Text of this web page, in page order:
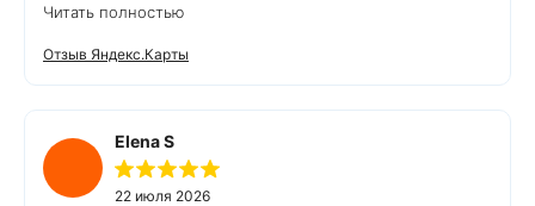
подобрать оптимальный вариант, пригласил в
офис для заключения договора. Оборудование
«Экодар компакт», которое я поставил,
существенно снизило жесткость воды,
убрало посторонние запахи. Вода стала
мягкой и приятной на вкус. Полностью
доволен сотрудничеством с Компанией
«Экодар». Рекомендую.
Читать полностью
Отзыв Яндекс.Карты
Elena S
22 июля 2026